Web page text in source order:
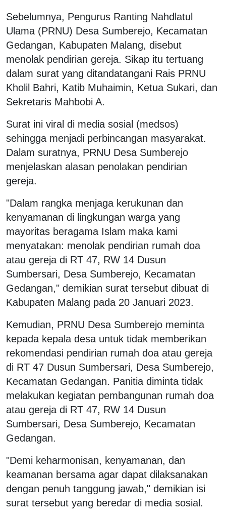
Sebelumnya, Pengurus Ranting Nahdlatul
Ulama (PRNU) Desa Sumberejo, Kecamatan
Gedangan, Kabupaten Malang, disebut
menolak pendirian gereja. Sikap itu tertuang
dalam surat yang ditandatangani Rais PRNU
Kholil Bahri, Katib Muhaimin, Ketua Sukari, dan
Sekretaris Mahbobi A.
Surat ini viral di media sosial (medsos)
sehingga menjadi perbincangan masyarakat.
Dalam suratnya, PRNU Desa Sumberejo
menjelaskan alasan penolakan pendirian
gereja.
"Dalam rangka menjaga kerukunan dan
kenyamanan di lingkungan warga yang
mayoritas beragama Islam maka kami
menyatakan: menolak pendirian rumah doa
atau gereja di RT 47, RW 14 Dusun
Sumbersari, Desa Sumberejo, Kecamatan
Gedangan," demikian surat tersebut dibuat di
Kabupaten Malang pada 20 Januari 2023.
Kemudian, PRNU Desa Sumberejo meminta
kepada kepala desa untuk tidak memberikan
rekomendasi pendirian rumah doa atau gereja
di RT 47 Dusun Sumbersari, Desa Sumberejo,
Kecamatan Gedangan. Panitia diminta tidak
melakukan kegiatan pembangunan rumah doa
atau gereja di RT 47, RW 14 Dusun
Sumbersari, Desa Sumberejo, Kecamatan
Gedangan.
"Demi keharmonisan, kenyamanan, dan
keamanan bersama agar dapat dilaksanakan
dengan penuh tanggung jawab," demikian isi
surat tersebut yang beredar di media sosial.